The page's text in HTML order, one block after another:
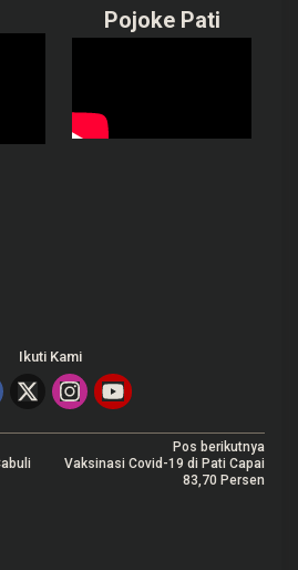
Pojoke Pati
Ikuti Kami
Pos berikutnya
Vaksinasi Covid-19 di Pati Capai
83,70 Persen